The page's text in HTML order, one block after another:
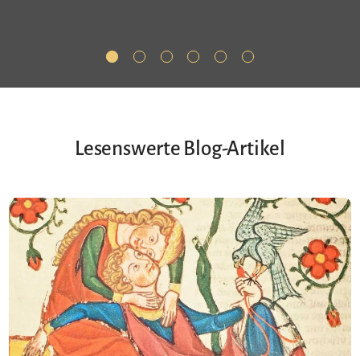
Lesenswerte Blog-Artikel